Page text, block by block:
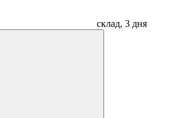
склад, 3 дня